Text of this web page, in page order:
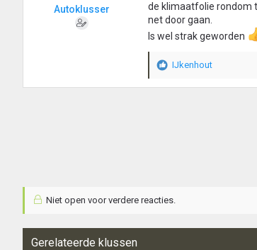
Autoklusser
de klimaatfolie rondom
net door gaan.
Is wel strak geworden
W
e
IJkenhout
Niet open voor verdere reacties.
Gerelateerde klussen